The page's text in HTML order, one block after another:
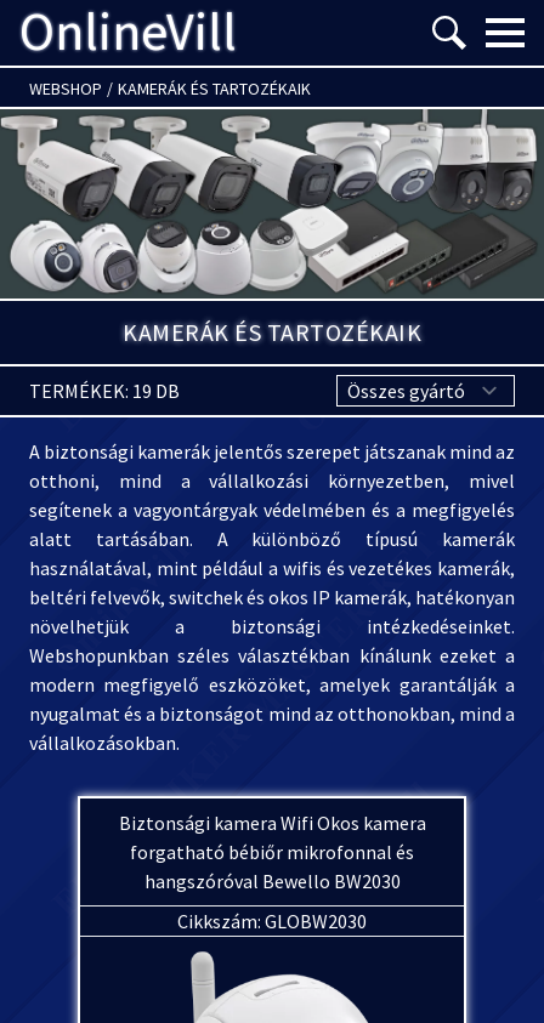
OnlineVill Menü
WEBSHOP / KAMERÁK ÉS TARTOZÉKAIK
KAMERÁK ÉS TARTOZÉKAIK
TERMÉKEK: 19 DB
A biztonsági kamerák jelentős szerepet játszanak mind az
otthoni, mind a vállalkozási környezetben, mivel
segítenek a vagyontárgyak védelmében és a megfigyelés
alatt tartásában. A különböző típusú kamerák
használatával, mint például a wifis és vezetékes kamerák,
beltéri felvevők, switchek és okos IP kamerák, hatékonyan
növelhetjük a biztonsági intézkedéseinket.
Webshopunkban széles választékban kínálunk ezeket a
modern megfigyelő eszközöket, amelyek garantálják a
nyugalmat és a biztonságot mind az otthonokban, mind a
vállalkozásokban.
Biztonsági kamera Wifi Okos kamera
forgatható bébiőr mikrofonnal és
hangszóróval Bewello BW2030
Cikkszám: GLOBW2030